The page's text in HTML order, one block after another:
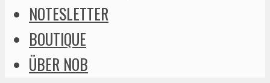
NOTESLETTER
BOUTIQUE
ÜBER NOB